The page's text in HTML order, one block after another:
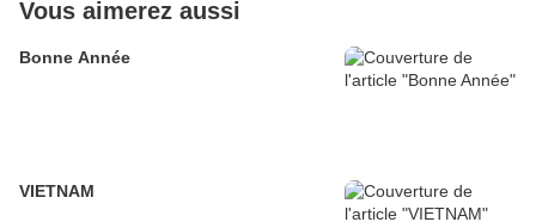
Vous aimerez aussi
Bonne Année
VIETNAM